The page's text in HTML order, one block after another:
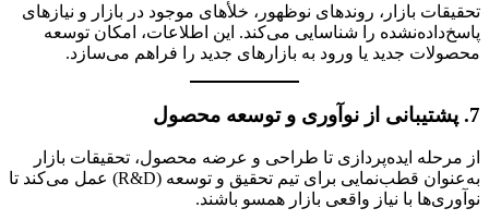
تحقیقات بازار، روندهای نوظهور، خلأهای موجود در بازار و نیازهای
پاسخ‌داده‌نشده را شناسایی می‌کند. این اطلاعات، امکان توسعه
محصولات جدید یا ورود به بازارهای جدید را فراهم می‌سازد.
7. پشتیبانی از نوآوری و توسعه محصول
از مرحله ایده‌پردازی تا طراحی و عرضه محصول، تحقیقات بازار
به‌عنوان قطب‌نمایی برای تیم تحقیق و توسعه (R&D) عمل می‌کند تا
نوآوری‌ها با نیاز واقعی بازار همسو باشند.